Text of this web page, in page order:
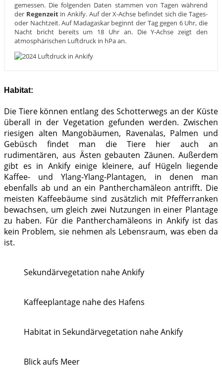
gemessen. Die folgenden Daten stammen von Tagen während
der Regenzeitin Ankify. Auf der X-Achse befindet sich die Tages-
oder Nachtzeit. Auf Madagaskar beginnt der Tag gegen 6 Uhr, die
Nacht bricht bereits um 18 Uhr an. Die Y-Achse zeigt den
atmosphärischen Luftdruck in hPa an.
Habitat:
Die Tiere können entlang des Schotterwegs an der Küste
überall in der Vegetation gefunden werden. Zwischen
riesigen alten Mangobäumen, Ravenalas, Palmen und
Gebüsch findet man die Tiere hier auch an
rudimentären, aus Ästen gebauten Zäunen. Außerdem
gibt es in Ankify einige kleinere, auf Hügeln liegende
Kaffee- und Ylang-Ylang-Plantagen, in denen man
ebenfalls ab und an ein Pantherchamäleon antrifft. Die
meisten Kaffeebäume sind zusätzlich mit Pfefferranken
bewachsen, um gleich zwei Nutzungen in einer Plantage
zu haben. Für die Pantherchamäleons in Ankify ist das
kein Problem, sie nehmen als Lebensraum, was eben da
ist.
Sekundärvegetation nahe Ankify
Kaffeeplantage nahe des Hafens
Habitat in Sekundärvegetation nahe Ankify
Blick aufs Meer